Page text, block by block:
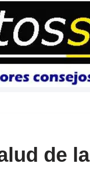
de la